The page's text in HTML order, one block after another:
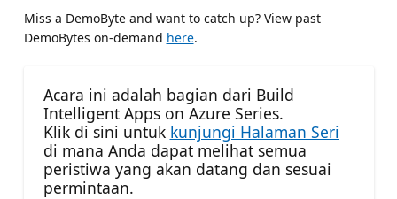
Miss a DemoByte and want to catch up? View past
DemoBytes on-demand here.
Acara ini adalah bagian dari Build
Intelligent Apps on Azure Series.
Klik di sini untuk kunjungi Halaman Seri
di mana Anda dapat melihat semua
peristiwa yang akan datang dan sesuai
permintaan.